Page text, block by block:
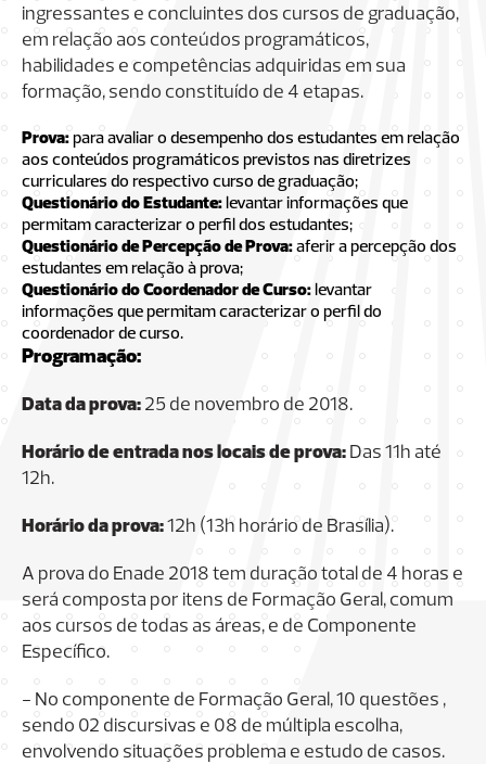
ingressantes e concluintes dos cursos de graduação,
em relação aos conteúdos programáticos,
habilidades e competências adquiridas em sua
formação, sendo constituído de 4 etapas.
Prova:para avaliar o desempenho dos estudantes em relação
aos conteúdos programáticos previstos nas diretrizes
curriculares do respectivo curso de graduação;
Questionário do Estudante: levantar informações que
permitam caracterizar o perfil dos estudantes;
Questionário de Percepção de Prova:aferir a percepção dos
estudantes em relação à prova;
Questionário do Coordenador de Curso: levantar
informações que permitam caracterizar o perfil do
coordenador de curso.
Programação:
Data da prova: 25 de novembro de 2018.
Horário de entrada nos locais de prova: Das 11h até
12h.
Horário da prova:12h (13h horário de Brasília).
A prova do Enade 2018 tem duração total de 4 horas e
será composta por itens de Formação Geral, comum
aos cursos de todas as áreas, e de Componente
Específico.
- No componente de Formação Geral, 10 questões ,
sendo 02 discursivas e 08 de múltipla escolha,
envolvendo situações problema e estudo de casos.